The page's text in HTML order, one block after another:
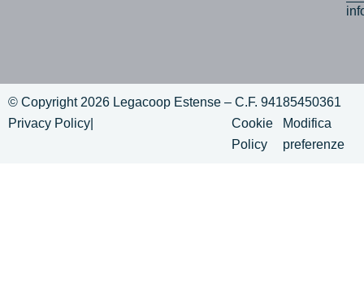
© Copyright 2026 Legacoop Estense – C.F. 94185450361
Privacy Policy
Cookie
Policy
Modifica
preferenze